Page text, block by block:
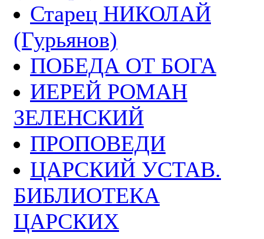
Старец НИКОЛАЙ
(Гурьянов)
ПОБЕДА ОТ БОГА
ИЕРЕЙ РОМАН
ЗЕЛЕНСКИЙ
ПРОПОВЕДИ
ЦАРСКИЙ УСТАВ.
БИБЛИОТЕКА
ЦАРСКИХ